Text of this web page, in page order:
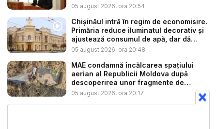
05 august 2026, ora 20:54
Chișinăul intră în regim de economisire.
Primăria reduce iluminatul decorativ și
ajustează consumul de apă, dar dă
asig...
05 august 2026, ora 20:48
MAE condamnă încălcarea spațiului
aerian al Republicii Moldova după
descoperirea unor fragmente de
dronă...
05 august 2026, ora 20:17